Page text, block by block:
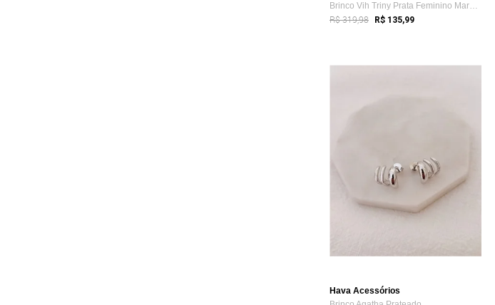
Brinco Vih Triny Prata Feminino Margarida
R$ 319,98 R$ 135,99
Hava Acessórios